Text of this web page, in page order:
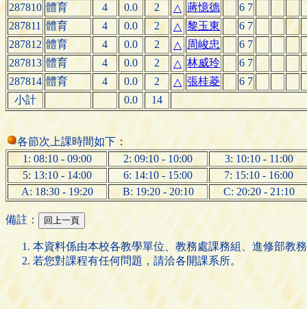
287810 體育 4 0.0 2 △ 蔣憶德
6 7
287811 體育 4 0.0 2 △ 黎玉東
6 7
287812 體育 4 0.0 2 △ 周峻忠
6 7
287813 體育 4 0.0 2 △ 林威玲
6 7
287814 體育 4 0.0 2 △ 張桂菱
6 7
小計
0.0 14
各節次上課時間如下：
1: 08:10 - 09:00
2: 09:10 - 10:00
3: 10:10 - 11:00
5: 13:10 - 14:00
6: 14:10 - 15:00
7: 15:10 - 16:00
A: 18:30 - 19:20
B: 19:20 - 20:10 C: 20:20 - 21:10
備註：
本資料係由本校各教學單位、教務處課務組、進修部教
若您對課程有任何問題，請洽各開課系所。